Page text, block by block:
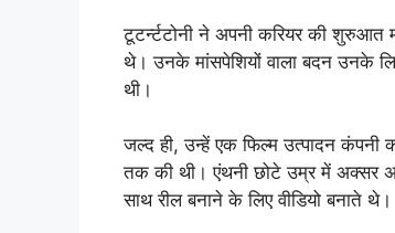
टूटर्न्टटोनी ने अपनी करियर की
थे। उनके मांसपेशियों वाला बदन उनके
थी।
जल्द ही, उन्हें एक फिल्म उत्पादन कंपनी
तक की थी। एंथनी छोटे उम्र में अक्सर
साथ रील बनाने के लिए वीडियो बनाते थे।